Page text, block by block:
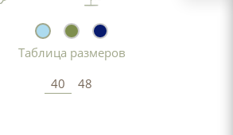
Таблица размеров
40
48